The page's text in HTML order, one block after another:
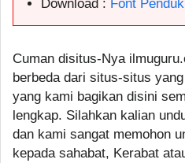
Download : Font
Cuman disitus-Nya
berbeda dari situs-situs
yang kami bagikan disini
lengkap. Silahkan kalian
dan kami sangat memohon
kepada sahabat, Kerabat